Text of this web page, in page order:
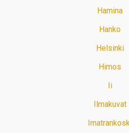
Hamina
Hanko
Helsinki
Himos
Ii
Ilmakuvat